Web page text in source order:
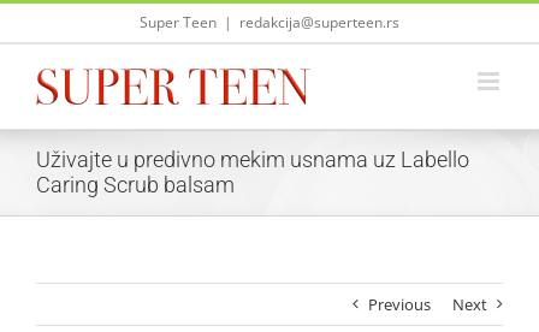
Skip
Super Teen | redakcija@superteen.rs
Uživajte u predivno mekim usnama uz Labello
Caring Scrub balsam
Previous Next